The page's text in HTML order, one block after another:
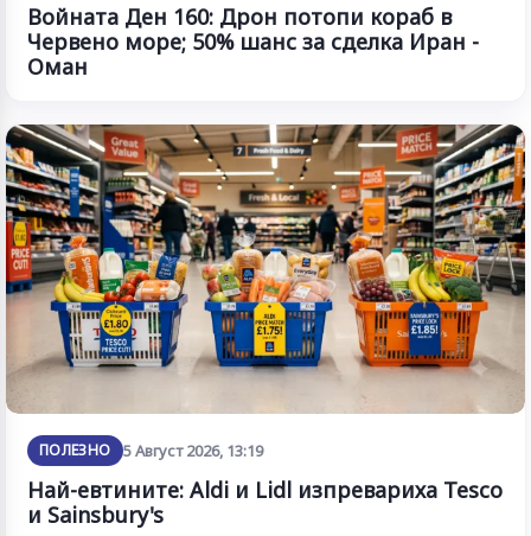
Войната Ден 160: Дрон потопи кораб в
Червено море; 50% шанс за сделка Иран -
Оман
ПОЛЕЗНО 5 Август 2026, 13:19
Най-евтините: Aldi и Lidl изпревариха Tesco
и Sainsbury's